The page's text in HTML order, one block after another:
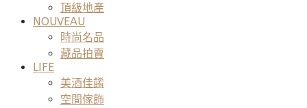
頂級地產
NOUVEAU
時尚名品
藏品拍賣
LIFE
美酒佳餚
空間傢飾